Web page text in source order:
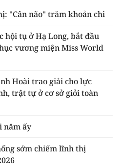
"Cân não" trăm khoản chi
hội tụ ở Hạ Long, bắt đầu
vương miện Miss World
Hoài trao giải cho lực
trật tự ở cơ sở giỏi toàn
năm ấy
sớm chiếm lĩnh thị